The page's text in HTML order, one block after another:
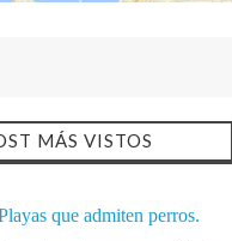
MÁS VISTOS
que admiten perros.